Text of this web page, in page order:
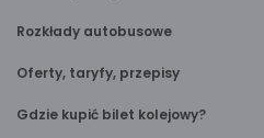
Rozkłady autobusowe
Oferty, taryfy, przepisy
Gdzie kupić bilet kolejowy?